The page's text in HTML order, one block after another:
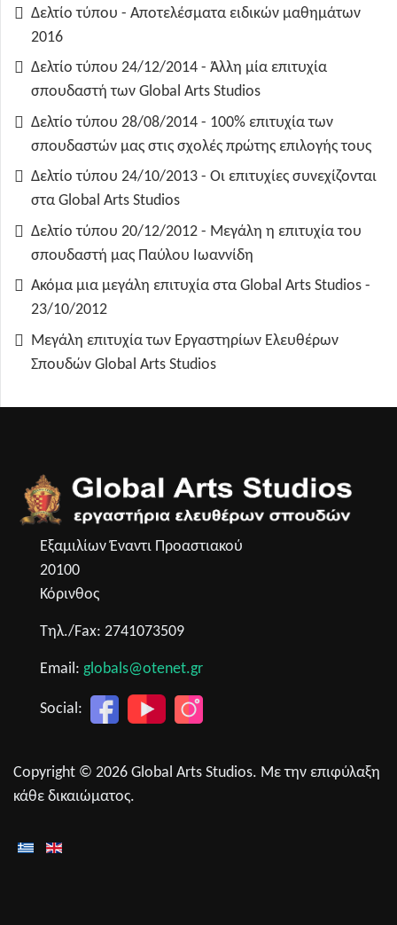
Δελτίο τύπου - Αποτελέσματα ειδικών μαθημάτων
2016
Δελτίο τύπου 24/12/2014 - Άλλη μία επιτυχία
σπουδαστή των Global Arts Studios
Δελτίο τύπου 28/08/2014 - 100% επιτυχία των
σπουδαστών μας στις σχολές πρώτης επιλογής τους
Δελτίο τύπου 24/10/2013 - Οι επιτυχίες συνεχίζονται
στα Global Arts Studios
Δελτίο τύπου 20/12/2012 - Μεγάλη η επιτυχία του
σπουδαστή μας Παύλου Ιωαννίδη
Ακόμα μια μεγάλη επιτυχία στα Global Arts Studios -
23/10/2012
Μεγάλη επιτυχία των Εργαστηρίων Ελευθέρων
Σπουδών Global Arts Studios
Εξαμιλίων Έναντι Προαστιακού
20100
Κόρινθος
Τηλ./Fax: 2741073509
Email: globals@otenet.gr
Social:
Copyright © 2026 Global Arts Studios. Με την επιφύλαξη
κάθε δικαιώματος.